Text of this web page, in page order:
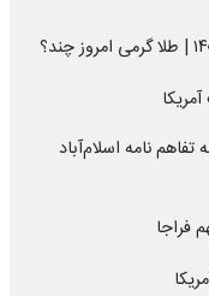
نامه اسلام‌آباد
فراجا